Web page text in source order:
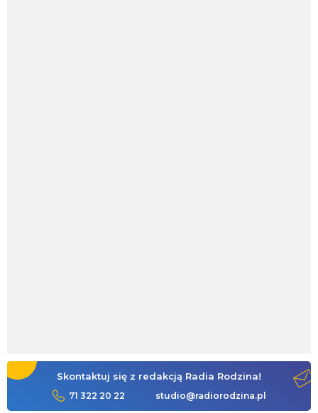
Skontaktuj się z redakcją Radia Rodzina!
71 322 20 22 studio@radiorodzina.pl